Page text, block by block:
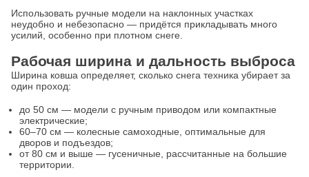
Использовать ручные модели на наклонных участках
неудобно и небезопасно — придётся прикладывать много
усилий, особенно при плотном снеге.
Рабочая ширина и дальность выброса
Ширина ковша определяет, сколько снега техника убирает за
один проход:
до 50 см — модели с ручным приводом или компактные
электрические;
60–70 см — колесные самоходные, оптимальные для
дворов и подъездов;
от 80 см и выше — гусеничные, рассчитанные на большие
территории.